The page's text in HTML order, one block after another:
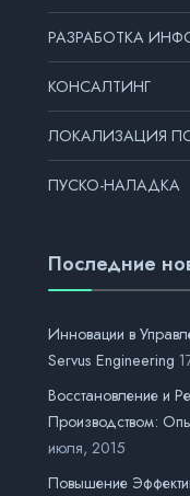
РАЗРАБОТКА
КОНСАЛТИНГ
ЛОКАЛИЗАЦИЯ
ПУСКО-НАЛАДКА
Последние
Инновации в
Servus Engineering
Восстановление и
Производством:
июля, 2015
Повышение